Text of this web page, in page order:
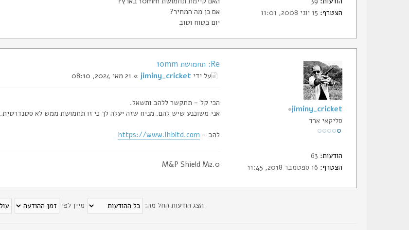
אם כן מה המחיר?
יום בטוח וטוב
הצטרף:
Re: תחמושת 10mm
על ידי jiminy_cricket » 21 מאי 2024, 08:10
הכי קל - תתקשר ללהב ותשאל.
אני משוכנע שיש להם. מניח שזה יעלה לך כי זו תחמושת ממש לא סטנדרטית.
להב - https://www.lhbltd.com
M&P Shield M2.0
jiminy_cricket
סליקאי ארד
הודעות:
הצטרף:
הצג הודעות החל מה: מיין לפי